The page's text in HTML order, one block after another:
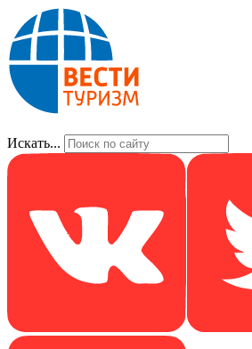
Искать...